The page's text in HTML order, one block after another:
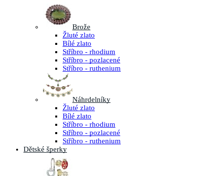
Brože
Žluté zlato
Bílé zlato
Stříbro - rhodium
Stříbro - pozlacené
Stříbro - ruthenium
Náhrdelníky
Žluté zlato
Bílé zlato
Stříbro - rhodium
Stříbro - pozlacené
Stříbro - ruthenium
Dětské šperky